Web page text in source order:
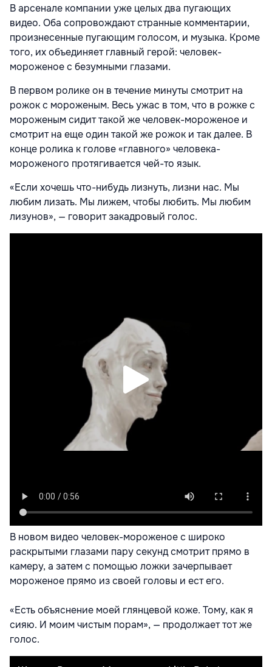
В арсенале компании уже целых два пугающих
видео. Оба сопровождают странные комментарии,
произнесенные пугающим голосом, и музыка. Кроме
того, их объединяет главный герой: человек-
мороженое с безумными глазами.
В первом ролике он в течение минуты смотрит на
рожок с мороженым. Весь ужас в том, что в рожке с
мороженым сидит такой же человек-мороженое и
смотрит на еще один такой же рожок и так далее. В
конце ролика к голове «главного» человека-
мороженого протягивается чей-то язык.
«Если хочешь что-нибудь лизнуть, лизни нас. Мы
любим лизать. Мы лижем, чтобы любить. Мы любим
лизунов», — говорит закадровый голос.
В новом видео человек-мороженое с широко
раскрытыми глазами пару секунд смотрит прямо в
камеру, а затем с помощью ложки зачерпывает
мороженое прямо из своей головы и ест его.
«Есть объяснение моей глянцевой коже. Тому, как я
сияю. И моим чистым порам», — продолжает тот же
голос.